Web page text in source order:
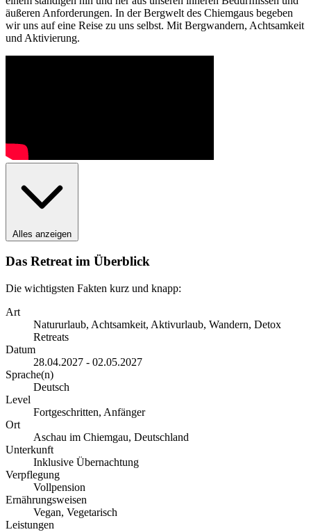
äußeren Anforderungen. In der Bergwelt des Chiemgaus begeben
wir uns auf eine Reise zu uns selbst. Mit Bergwandern, Achtsamkeit
und Aktivierung.
Alles anzeigen
Das Retreat im Überblick
Die wichtigsten Fakten kurz und knapp:
Art
Natururlaub, Achtsamkeit, Aktivurlaub, Wandern, Detox
Retreats
Datum
28.04.2027 - 02.05.2027
Sprache(n)
Deutsch
Level
Fortgeschritten, Anfänger
Ort
Aschau im Chiemgau, Deutschland
Unterkunft
Inklusive Übernachtung
Verpflegung
Vollpension
Ernährungsweisen
Vegan, Vegetarisch
Leistungen